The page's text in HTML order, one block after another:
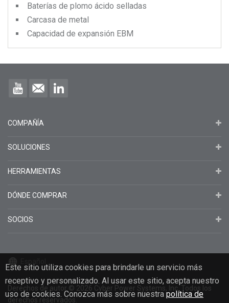
Baterías de plomo ácido selladas
Carcasa de metal
Capacidad de expansión EBM
Este sitio utiliza cookies para brindarle un servicio más
receptivo y personalizado. Al usar este sitio, acepta nuestro
uso de cookies. Conozca más sobre nuestra política de
COMPAÑÍA
SOLUCIONES
HERRAMIENTAS
DÓNDE COMPRAR
SOCIOS
Derechos de autor © 2026 Cyber Power Systems, Inc. Todos los
derechos reservados.